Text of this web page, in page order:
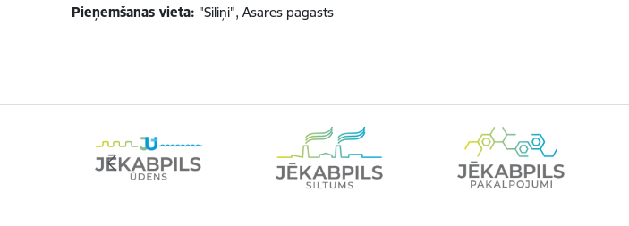
Pieņemšanas vieta: "Siliņi", Asares pagasts